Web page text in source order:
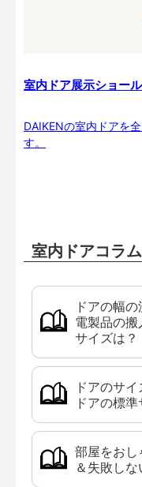
室内ドア展示ショー
DAIKENの室内ドアを
す。
室内ドアコラム
ドアの幅
電製品の
サイズは？
ドアのサ
ドアの標
部屋をおし
＆失敗しな